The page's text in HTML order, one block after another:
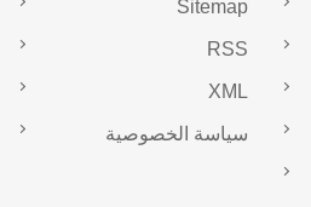
Sitemap
RSS
XML
سياسة الخصوصية